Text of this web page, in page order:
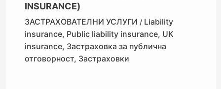
INSURANCE)
ЗАСТРАХОВАТЕЛНИ УСЛУГИ / Liability
insurance, Public liability insurance, UK
insurance, Застраховка за публична
отговорност, Застраховки